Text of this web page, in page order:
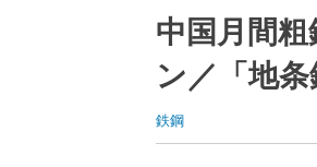
中国月間
ン／「地
鉄鋼